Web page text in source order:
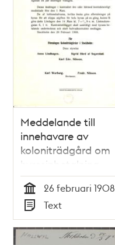
Meddelande till
innehavare av
koloniträdgård om
hyresinbetalning.
Tid
26 februari 1908
Typ
Text